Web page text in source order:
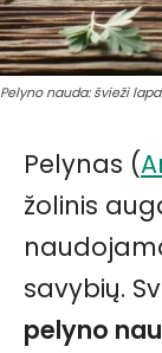
Pelyno nauda: švieži
Pelynas (
žolinis
savybių.
pelyno